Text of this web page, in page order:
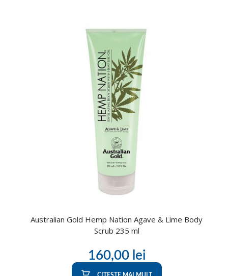
Australian Gold Hemp Nation Agave & Lime Body
Scrub 235 ml
160,00 lei